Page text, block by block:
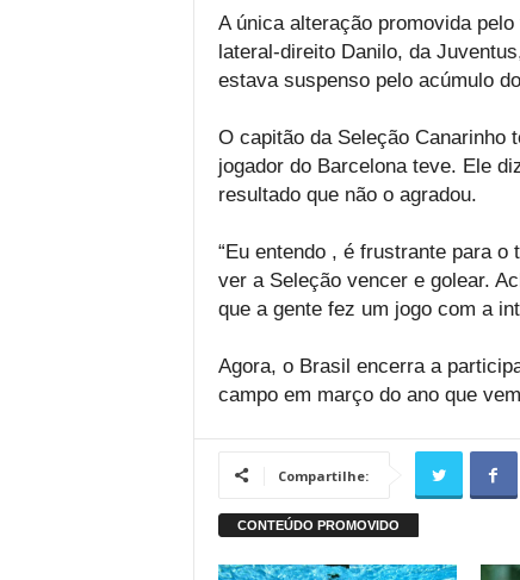
A única alteração promovida
lateral-direito Danilo, da
estava suspenso pelo acúmulo
O capitão da Seleção Canarinho
jogador do Barcelona teve. Ele
resultado que não o agradou.
“Eu entendo , é frustrante para
ver a Seleção vencer e golear.
que a gente fez um jogo com a
Agora, o Brasil encerra a
campo em março do ano que
Compartilhe: